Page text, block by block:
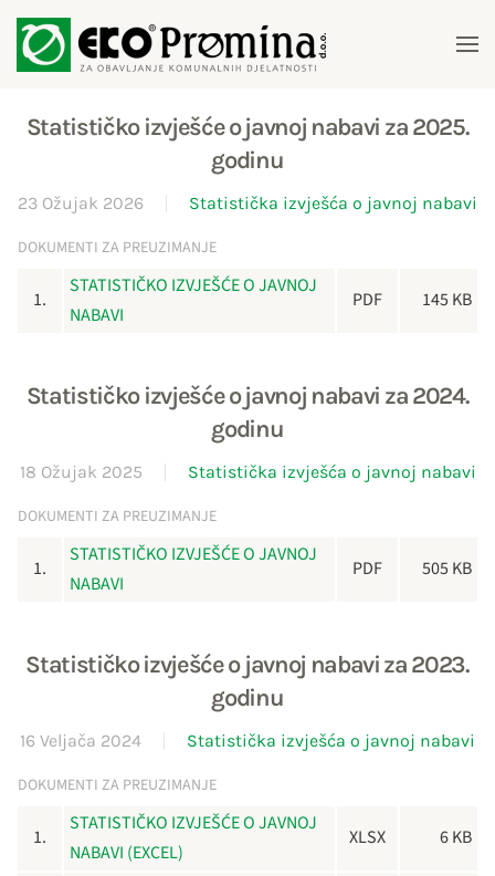
Skip to main content
Statističko izvješće o javnoj nabavi za 2025.
godinu
23 Ožujak 2026 Statistička izvješća o javnoj nabavi
DOKUMENTI ZA PREUZIMANJE
1.
STATISTIČKO IZVJEŠĆE O JAVNOJ
NABAVI
PDF 145 KB
Statističko izvješće o javnoj nabavi za 2024.
godinu
18 Ožujak 2025 Statistička izvješća o javnoj nabavi
DOKUMENTI ZA PREUZIMANJE
1.
STATISTIČKO IZVJEŠĆE O JAVNOJ
NABAVI
PDF 505 KB
Statističko izvješće o javnoj nabavi za 2023.
godinu
16 Veljača 2024 Statistička izvješća o javnoj nabavi
DOKUMENTI ZA PREUZIMANJE
1.
STATISTIČKO IZVJEŠĆE O JAVNOJ
NABAVI (EXCEL)
XLSX 6 KB